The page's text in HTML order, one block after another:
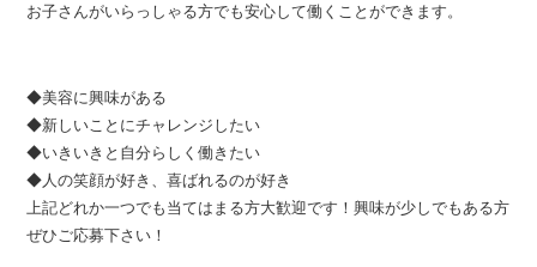
お子さんがいらっしゃる方でも安心して働くことができます。
◆美容に興味がある
◆新しいことにチャレンジしたい
◆いきいきと自分らしく働きたい
◆人の笑顔が好き、喜ばれるのが好き
上記どれか一つでも当てはまる方大歓迎です！興味が少しでもある方
ぜひご応募下さい！